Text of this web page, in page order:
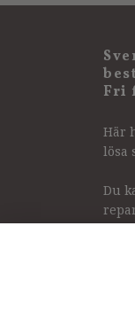
Fri
Här
lösa
Du